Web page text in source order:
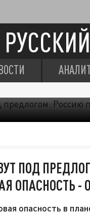
ПОД
ОПАСНОСТЬ
опасность в